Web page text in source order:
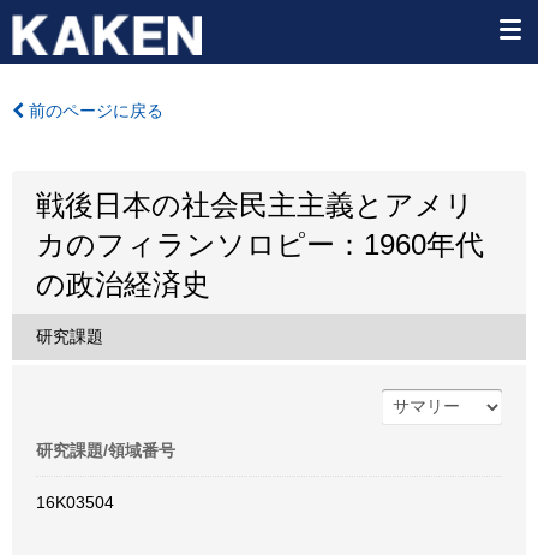
前のページに戻る
戦後日本の社会民主主義とアメリ
カのフィランソロピー：1960年代
の政治経済史
研究課題
研究課題/領域番号
16K03504